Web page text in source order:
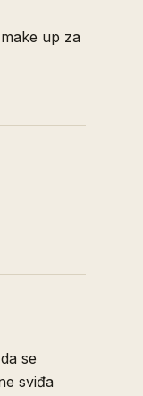
up za
se
sviđa